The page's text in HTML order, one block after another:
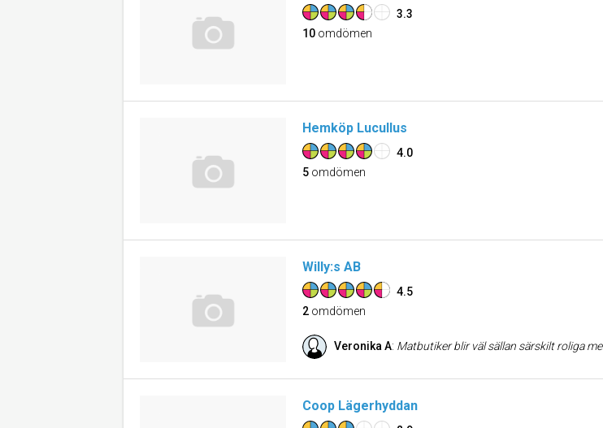
3.3
10 omdömen
Hemköp Lucullus
4.0
5 omdömen
Willy:s AB
4.5
2 omdömen
Veronika A: Matbutiker blir väl sällan särskilt roliga men willys har bra priser och bra produkter.
Coop Lägerhyddan